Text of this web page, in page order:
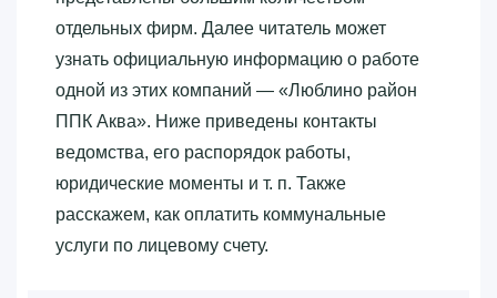
отдельных фирм. Далее читатель может
узнать официальную информацию о работе
одной из этих компаний — «‎Люблино район
ППК Аква»‎. Ниже приведены контакты
ведомства, его распорядок работы,
юридические моменты и т. п. Также
расскажем, как оплатить коммунальные
услуги по лицевому счету.